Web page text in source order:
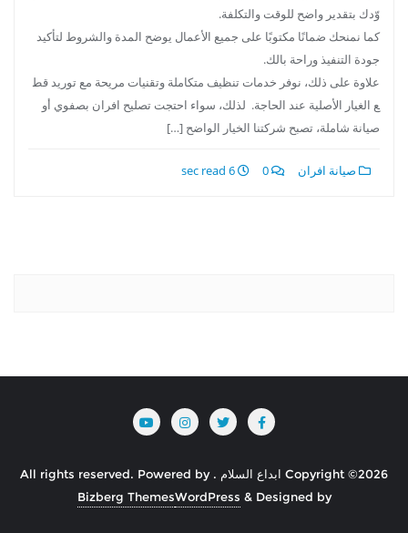
وّدك بتقدير واضح للوقت والتكلفة.
كما نمنحك ضمانًا مكتوبًا على جميع الأعمال يوضح المدة والشروط لتأكيد
جودة التنفيذ وراحة بالك.
علاوة على ذلك، نوفر خدمات تنظيف متكاملة وتقنيات مريحة مع توريد قط
ع الغيار الأصلية عند الحاجة. لذلك، سواء احتجت تصليح افران بصفوي أو
صيانة شاملة، تصبح شركتنا الخيار الواضح […]
صيانة افران
Copyright ©2026 ابداع السلام . All rights reserved.
Powered by
WordPress & Designed by
Bizberg Themes